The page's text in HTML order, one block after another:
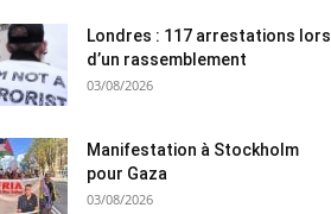
Londres : 117 arrestations lors
d’un rassemblement
03/08/2026
Manifestation à Stockholm
pour Gaza
03/08/2026